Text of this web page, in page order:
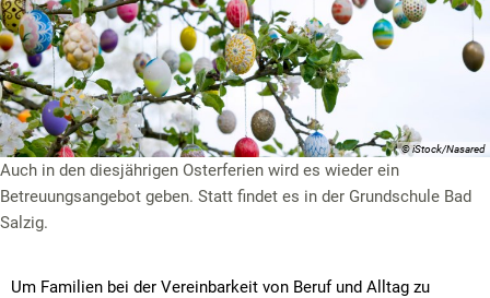
Grundsteuerreform
Haushaltsplan
Satzungen und Richtlinien
© iStock/Nasared
Auch in den diesjährigen Osterferien wird es wieder ein
Betreuungsangebot geben. Statt findet es in der Grundschule Bad
Salzig.
Um Familien bei der Vereinbarkeit von Beruf und Alltag zu